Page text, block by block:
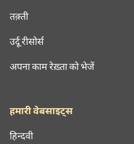
तक़्ती
उर्दू रीसोर्स
अपना काम रेख़्ता को भेजें
हमारी वेबसाइट्स
हिन्दवी